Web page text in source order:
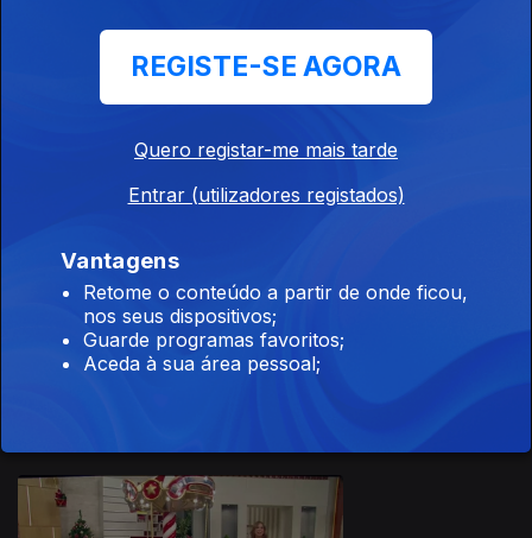
04 dez. 2025
REGISTE-SE AGORA
Quero registar-me mais tarde
Entrar (utilizadores registados)
Vantagens
Retome o conteúdo a partir de onde ficou,
nos seus dispositivos;
Guarde programas favoritos;
Aceda à sua área pessoal;